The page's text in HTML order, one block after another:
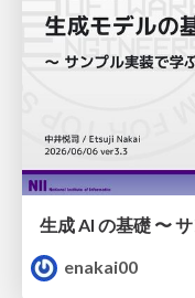
生成 AI の基礎 〜
enakai00